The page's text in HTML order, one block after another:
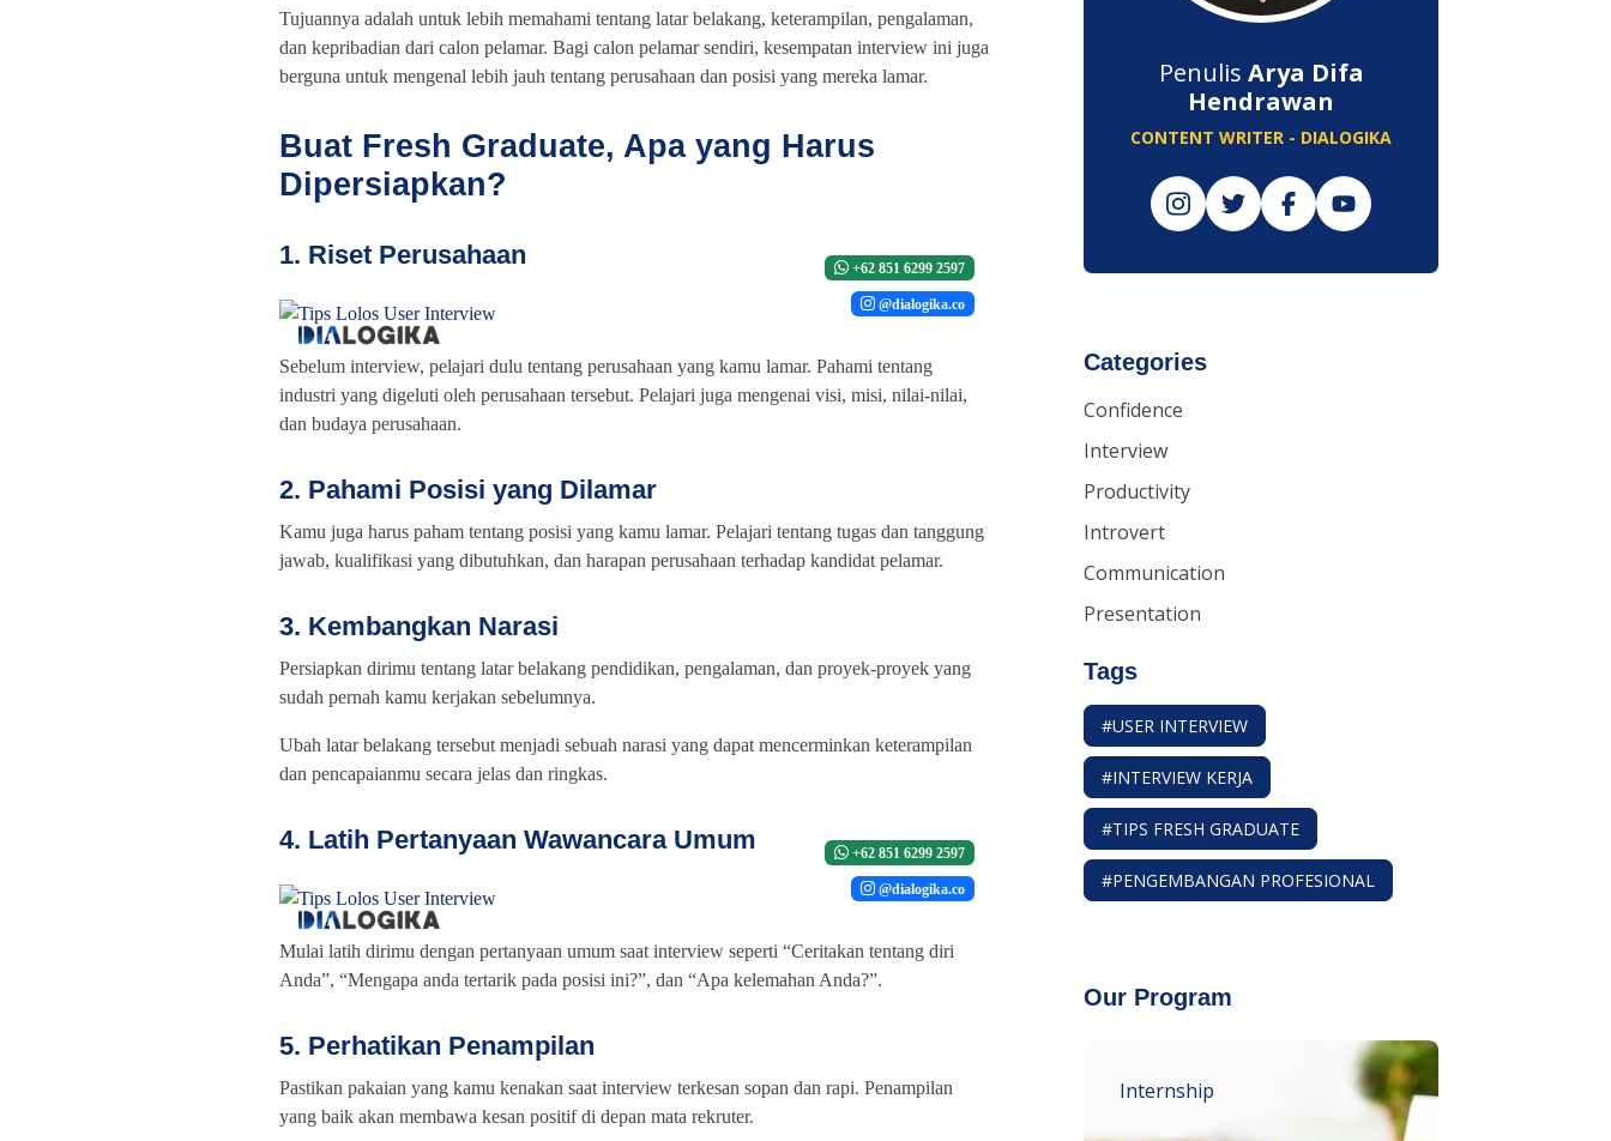
Tujuannya adalah untuk lebih memahami tentang latar belakang, keterampilan, pengalaman,
dan kepribadian dari calon pelamar. Bagi calon pelamar sendiri, kesempatan interview ini juga
berguna untuk mengenal lebih jauh tentang perusahaan dan posisi yang mereka lamar.
Buat Fresh Graduate, Apa yang Harus
Dipersiapkan?
1. Riset Perusahaan +62 851 6299 2597
@dialogika.co
Sebelum interview, pelajari dulu tentang perusahaan yang kamu lamar. Pahami tentang
industri yang digeluti oleh perusahaan tersebut. Pelajari juga mengenai visi, misi, nilai-nilai,
dan budaya perusahaan.
2. Pahami Posisi yang Dilamar
Kamu juga harus paham tentang posisi yang kamu lamar. Pelajari tentang tugas dan tanggung
jawab, kualifikasi yang dibutuhkan, dan harapan perusahaan terhadap kandidat pelamar.
3. Kembangkan Narasi
Persiapkan dirimu tentang latar belakang pendidikan, pengalaman, dan proyek-proyek yang
sudah pernah kamu kerjakan sebelumnya.
Ubah latar belakang tersebut menjadi sebuah narasi yang dapat mencerminkan keterampilan
dan pencapaianmu secara jelas dan ringkas.
4. Latih Pertanyaan Wawancara Umum +62 851 6299 2597
@dialogika.co
Mulai latih dirimu dengan pertanyaan umum saat interview seperti “Ceritakan tentang diri
Anda”, “Mengapa anda tertarik pada posisi ini?”, dan “Apa kelemahan Anda?”.
5. Perhatikan Penampilan
Pastikan pakaian yang kamu kenakan saat interview terkesan sopan dan rapi. Penampilan
yang baik akan membawa kesan positif di depan mata rekruter.
Penulis Arya Difa
Hendrawan
CONTENT WRITER - DIALOGIKA
Categories
Confidence
Interview
Productivity
Introvert
Communication
Presentation
Tags
#USER INTERVIEW
#INTERVIEW KERJA
#TIPS FRESH GRADUATE
#PENGEMBANGAN PROFESIONAL
Our Program
Internship